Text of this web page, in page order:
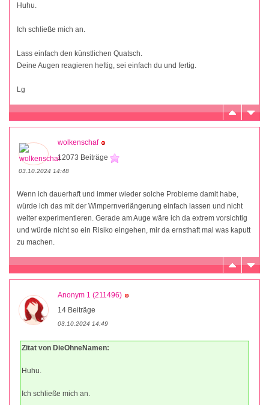
Huhu.
Ich schließe mich an.
Lass einfach den künstlichen Quatsch.
Deine Augen reagieren heftig, sei einfach du und fertig.
Lg
wolkenschaf
12073 Beiträge
03.10.2024 14:48
Wenn ich dauerhaft und immer wieder solche Probleme damit habe,
würde ich das mit der Wimpernverlängerung einfach lassen und nicht
weiter experimentieren. Gerade am Auge wäre ich da extrem vorsichtig
und würde nicht so ein Risiko eingehen, mir da ernsthaft mal was kaputt
zu machen.
Anonym 1 (211496)
14 Beiträge
03.10.2024 14:49
Zitat von DieOhneNamen:
Huhu.
Ich schließe mich an.